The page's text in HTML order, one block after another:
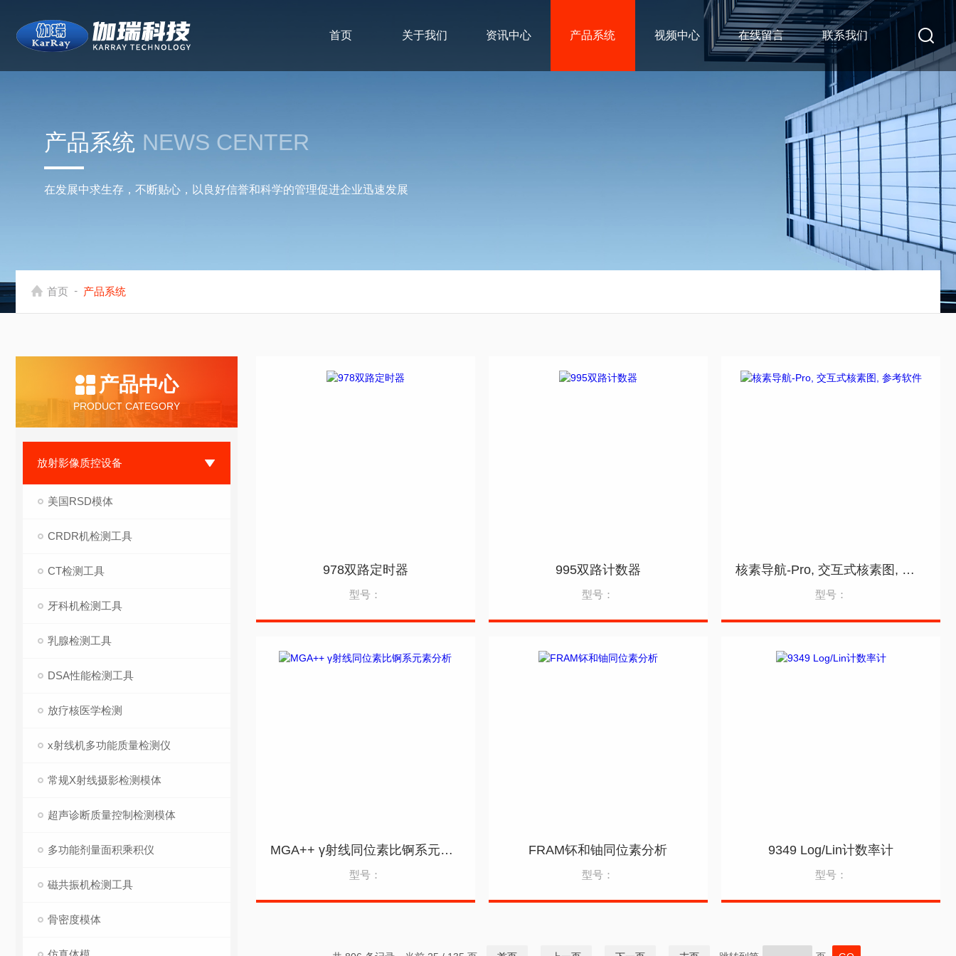
首页 关于我们 资讯中心 产品系统 视频中心 在线留言 联系我们
产品系统 NEWS CENTER
在发展中求生存，不断贴心，以良好信誉和科学的管理促进企业迅速发展
首页 - 产品系统
产品中心
PRODUCT CATEGORY
放射影像质控设备
美国RSD模体
CRDR机检测工具
CT检测工具
牙科机检测工具
乳腺检测工具
DSA性能检测工具
放疗核医学检测
x射线机多功能质量检测仪
常规X射线摄影检测模体
超声诊断质量控制检测模体
多功能剂量面积乘积仪
磁共振机检测工具
骨密度模体
978双路定时器
型号：
995双路计数器
型号：
核素导航-Pro, 交互式核素图, 参考软件
型号：
MGA++ γ射线同位素比锕系元素分析
型号：
FRAM钚和铀同位素分析
型号：
9349 Log/Lin计数率计
型号：